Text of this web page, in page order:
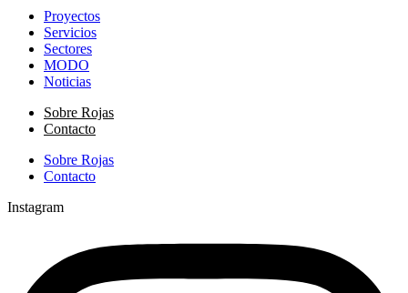
Proyectos
Servicios
Sectores
MODO
Noticias
Sobre Rojas
Contacto
Sobre Rojas
Contacto
Instagram